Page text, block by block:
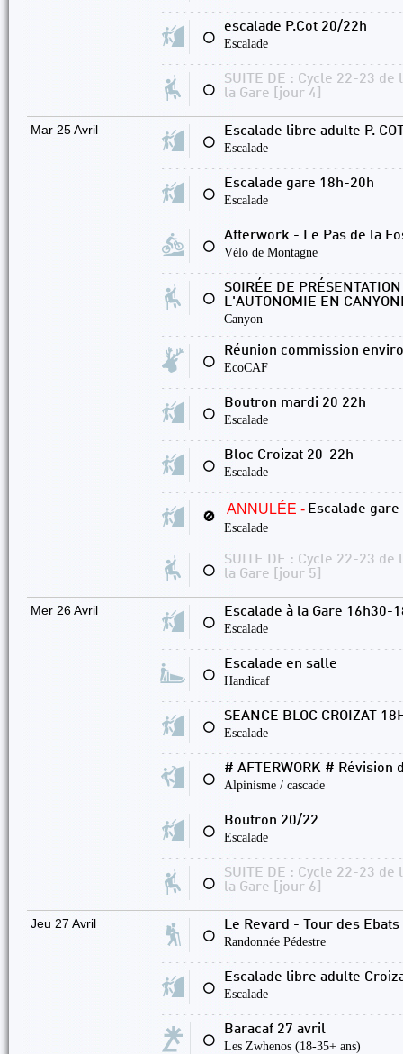
⚪
escalade P.Cot 20/22h
Escalade
⚪
SUITE DE : Cycle 22-23 de
la Gare [jour 4]
Mar 25 Avril
⚪
Escalade libre adulte P.
Escalade
⚪
Escalade gare 18h-20h
Escalade
⚪
Afterwork - Le Pas de la
Vélo de Montagne
⚪
SOIRÉE DE
L'AUTONOMIE EN
Canyon
⚪
Réunion commission
EcoCAF
⚪
Boutron mardi 20 22h
Escalade
⚪
Bloc Croizat 20-22h
Escalade
🚫 ANNULÉE - Escalade
Escalade
⚪
SUITE DE : Cycle 22-23 de
la Gare [jour 5]
Mer 26 Avril
⚪
Escalade à la Gare 16h30-
Escalade
⚪
Escalade en salle
Handicaf
⚪
SEANCE BLOC CROIZAT
Escalade
⚪
# AFTERWORK # Révision
Alpinisme / cascade
⚪
Boutron 20/22
Escalade
⚪
SUITE DE : Cycle 22-23 de
la Gare [jour 6]
Jeu 27 Avril
⚪
Le Revard - Tour des
Randonnée Pédestre
⚪
Escalade libre adulte
Escalade
⚪
Baracaf 27 avril
Les Zwhenos (18-35+ ans)